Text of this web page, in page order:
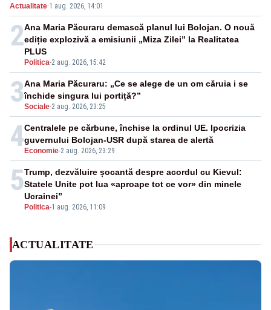
Actualitate·1 aug. 2026, 14:01
2
Politica-2 aug. 2026, 15:42
Ana Maria Păcuraru demască planul lui Bolojan. O nouă
ediție explozivă a emisiunii „Miza Zilei” la Realitatea
PLUS
3Sociale-2 aug. 2026, 23:25
Ana Maria Păcuraru: „Ce se alege de un om căruia i se
închide singura lui portiță?”
4 Economie-2 aug. 2026, 23:29
Centralele pe cărbune, închise la ordinul UE. Ipocrizia
guvernului Bolojan-USR după starea de alertă
5
Politica-1 aug. 2026, 11:09
Trump, dezvăluire șocantă despre acordul cu Kievul:
Statele Unite pot lua «aproape tot ce vor» din minele
Ucrainei”
ACTUALITATE